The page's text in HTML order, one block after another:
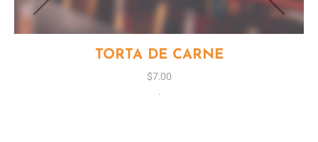
TORTA DE CARNE
$7.00
.